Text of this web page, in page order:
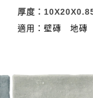
厚度：
適用：壁磚
地磚